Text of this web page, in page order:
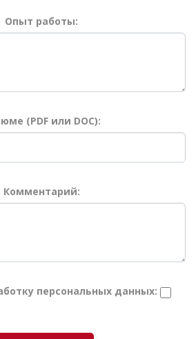
Опыт работы:
(PDF или DOC):
Комментарий:
персональных данных: